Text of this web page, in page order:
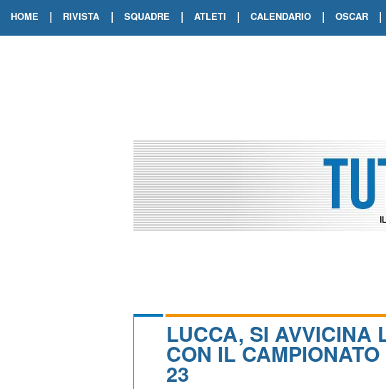
HOME | RIVISTA | SQUADRE | ATLETI | CALENDARIO | OSCAR |
LUCCA, SI AVVICINA
CON IL
23